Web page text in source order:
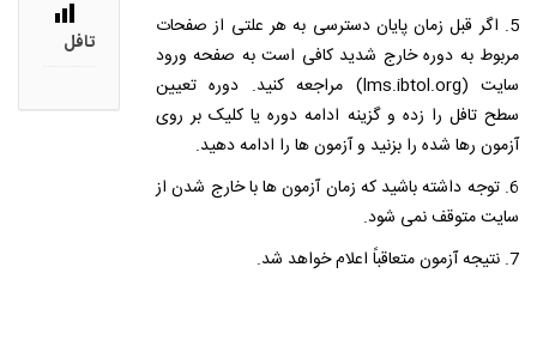
5. اگر قبل زمان پایان دسترسی به هر علتی از صفحات
مربوط به دوره خارج شدید کافی است به صفحه ورود
سایت (lms.ibtol.org) مراجعه کنید. دوره تعیین
سطح تافل را زده و گزینه ادامه دوره یا کلیک بر روی
آزمون رها شده را بزنید و آزمون ها را ادامه دهید.
6. توجه داشته باشید که زمان آزمون ها با خارج شدن از
سایت متوقف نمی شود.
7. نتیجه آزمون متعاقباً اعلام خواهد شد.
تافل